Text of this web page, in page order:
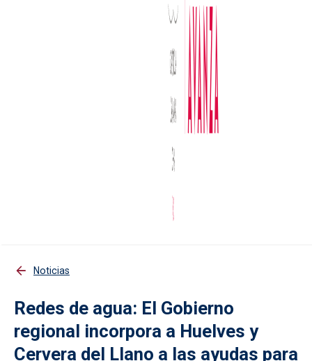
Noticias
Redes de agua: El Gobierno
regional incorpora a Huelves y
Cervera del Llano a las ayudas para